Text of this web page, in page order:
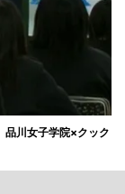
品川女子学院×クック